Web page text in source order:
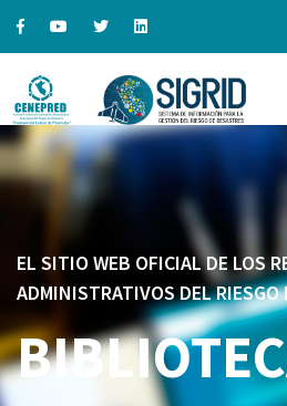
EL SITIO WEB OFICIAL DE LOS
ADMINISTRATIVOS DEL RIESGO